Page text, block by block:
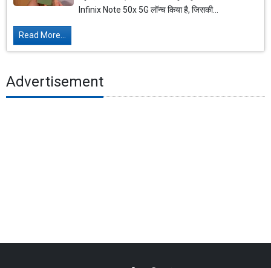
Infinix Note 50x 5G लॉन्च किया है, जिसकी...
Read More...
Advertisement